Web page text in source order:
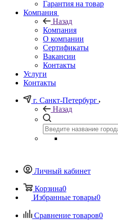
Гарантия на товар
Компания
Назад
Компания
О компании
Сертификаты
Вакансии
Контакты
Услуги
Контакты
г. Санкт-Петербург
Назад
Личный кабинет
Корзина0
Избранные товары0
Сравнение товаров0